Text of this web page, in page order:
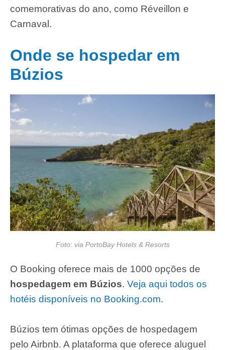
comemorativas do ano, como Réveillon e
Carnaval.
Onde se hospedar em
Búzios
Foto: via PortoBay Hotels & Resorts
O Booking oferece mais de 1000 opções de
hospedagem em Búzios. Veja aqui todos os
hotéis disponíveis no Booking.com.
Búzios tem ótimas opções de hospedagem
pelo Airbnb. A plataforma que oferece aluguel